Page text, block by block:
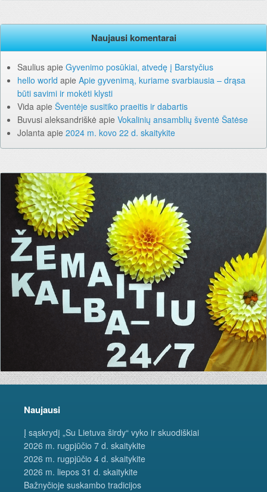
Naujausi komentarai
Saulius apie Gyvenimo posūkiai, atvedę į Barstyčius
hello world apie Apie gyvenimą, kuriame svarbiausia – drąsa
būti savimi ir mokėti klysti
Vida apie Šventėje susitiko praeitis ir dabartis
Buvusi aleksandriškė apie Vokalinių ansamblių šventė Šatėse
Jolanta apie 2024 m. kovo 22 d. skaitykite
Naujausi
Į sąskrydį „Su Lietuva širdy“ vyko ir skuodiškiai
2026 m. rugpjūčio 7 d. skaitykite
2026 m. rugpjūčio 4 d. skaitykite
2026 m. liepos 31 d. skaitykite
Bažnyčioje suskambo tradicijos